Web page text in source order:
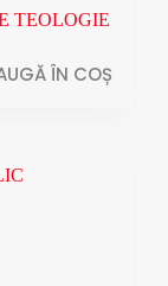
TEOLOGIE
ÎN COȘ